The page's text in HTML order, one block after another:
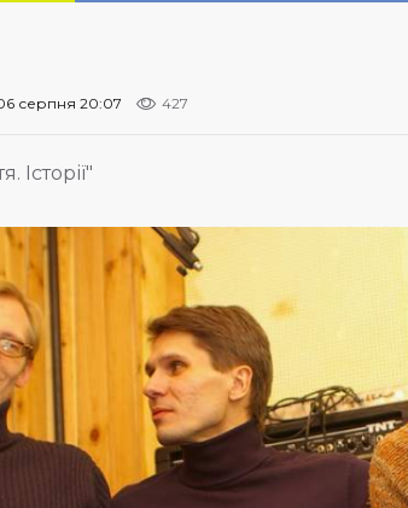
серпня 20:07 427
Історії"